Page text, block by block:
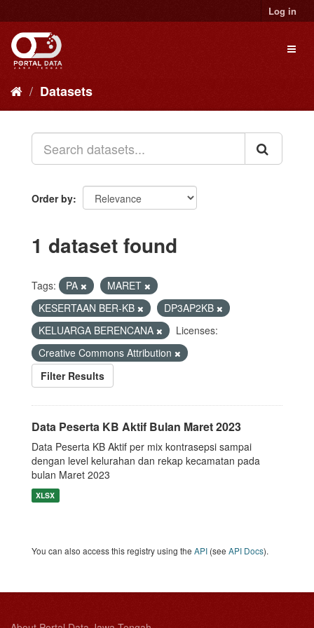
to
content
Log in
Datasets
Order by
1 dataset found
Tags: PA
MARET
KESERTAAN BER-KB
DP3AP2KB
KELUARGA BERENCANA
Licenses:
Creative Commons Attribution
Filter Results
Data Peserta KB Aktif Bulan Maret 2023
Data Peserta KB Aktif per mix kontrasepsi sampai
dengan level kelurahan dan rekap kecamatan pada
bulan Maret 2023
XLSX
You can also access this registry using the API (see API Docs).